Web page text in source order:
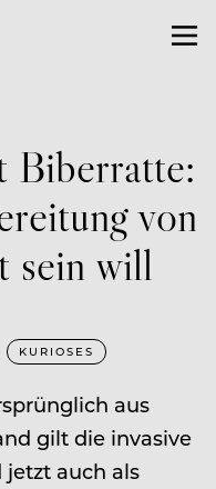
Biberratte:
von
sein will
KURIOSES
aus
gilt die invasive
jetzt auch als